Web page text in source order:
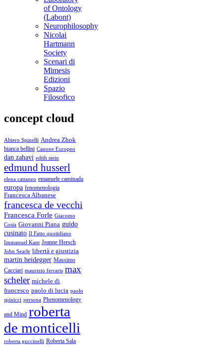
of Ontology
(Labont)
Neurophilosophy
Nicolai
Hartmann
Society
Scenari di
Mimesis
Edizioni
Spazio
Filosofico
concept cloud
Altiero Spinelli Andrea Zhok
bianca bellini Canone Europeo
dan zahavi edith stein
edmund husserl
elena cattaneo emanuele caminada
europa fenomenologia
Francesca Albanese
francesca de vecchi
Francesca Forle Giacomo
Costa Giovanni Piana guido
cusinato Il Fatto quotidiano
Immanuel Kant Jeanne Hersch
John Searle libertà e giustizia
martin heidegger Massimo
Cacciari maurizio ferraris max
scheler michele di
francesco paolo di lucia paolo
spinicci persona Phenomenology
and Mind roberta
de monticelli
roberta guccinelli Roberta Sala